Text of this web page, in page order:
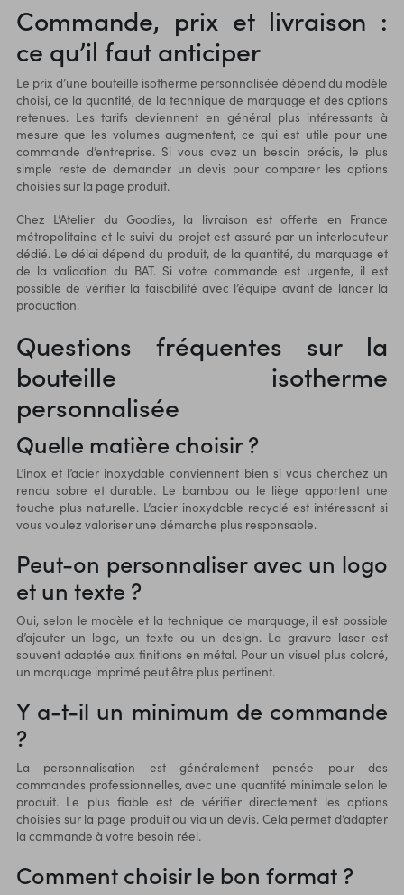
Commande, prix et livraison :
ce qu’il faut anticiper
Le prix d’une bouteille isotherme personnalisée dépend du modèle
choisi, de la quantité, de la technique de marquage et des options
retenues. Les tarifs deviennent en général plus intéressants à
mesure que les volumes augmentent, ce qui est utile pour une
commande d’entreprise. Si vous avez un besoin précis, le plus
simple reste de demander un devis pour comparer les options
choisies sur la page produit.
Chez L’Atelier du Goodies, la livraison est offerte en France
métropolitaine et le suivi du projet est assuré par un interlocuteur
dédié. Le délai dépend du produit, de la quantité, du marquage et
de la validation du BAT. Si votre commande est urgente, il est
possible de vérifier la faisabilité avec l’équipe avant de lancer la
production.
Questions fréquentes sur la
bouteille isotherme
personnalisée
Quelle matière choisir ?
L’inox et l’acier inoxydable conviennent bien si vous cherchez un
rendu sobre et durable. Le bambou ou le liège apportent une
touche plus naturelle. L’acier inoxydable recyclé est intéressant si
vous voulez valoriser une démarche plus responsable.
Peut-on personnaliser avec un logo
et un texte ?
Oui, selon le modèle et la technique de marquage, il est possible
d’ajouter un logo, un texte ou un design. La gravure laser est
souvent adaptée aux finitions en métal. Pour un visuel plus coloré,
un marquage imprimé peut être plus pertinent.
Y a-t-il un minimum de commande
?
La personnalisation est généralement pensée pour des
commandes professionnelles, avec une quantité minimale selon le
produit. Le plus fiable est de vérifier directement les options
choisies sur la page produit ou via un devis. Cela permet d’adapter
la commande à votre besoin réel.
Comment choisir le bon format ?